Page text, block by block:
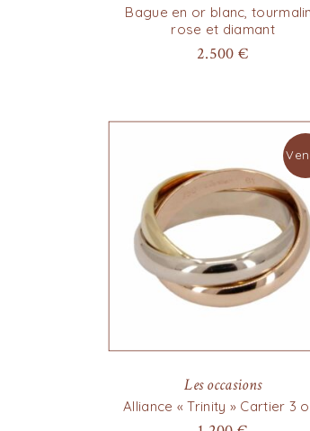
Bague en or blanc,
rose et diamant
2.500€
Les occasions
Alliance « Trinity » Cartier 3